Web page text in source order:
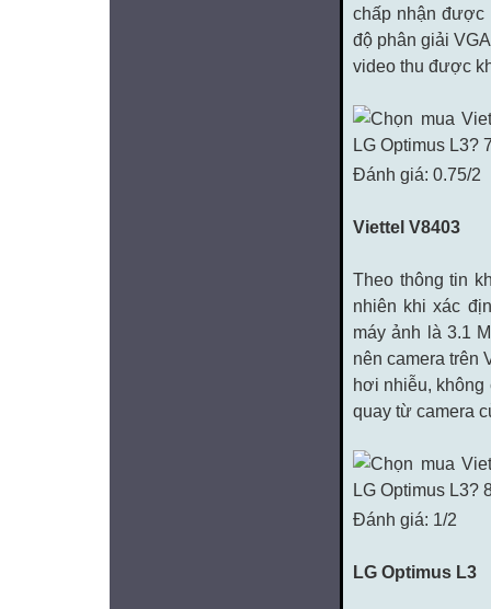
chấp nhận được
độ phân giải
video thu được
Đánh giá: 0.75/2
Viettel V8403
Theo thông tin
nhiên khi xác
máy ảnh là 3.1
nên camera trên
hơi nhiễu, không
quay từ camera
Đánh giá: 1/2
LG Optimus L3